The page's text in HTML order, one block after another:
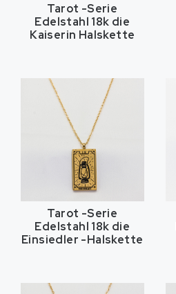
Tarot -Serie
Edelstahl 18k die
Kaiserin Halskette
Tarot -Serie
Edelstahl 18k die
Einsiedler -Halskette